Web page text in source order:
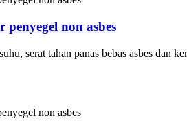
non asbes
serat tahan panas bebas asbes dan